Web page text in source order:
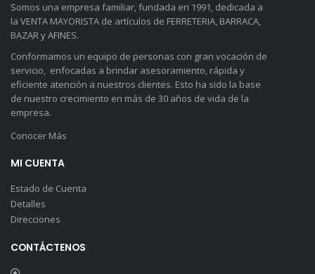
Somos una empresa familiar, fundada en 1991, dedicada a
la VENTA MAYORISTA de artículos de FERRETERIA, BARRACA,
BAZAR y AFINES.
Conformamos un equipo de personas con gran vocación de
servicio, enfocadas a brindar asesoramiento, rápida y
eficiente atención a nuestros clientes. Esto ha sido la base
de nuestro crecimiento en más de 30 años de vida de la
empresa.
Conocer Más
MI CUENTA
Estado de Cuenta
Detalles
Direcciones
CONTÁCTENOS